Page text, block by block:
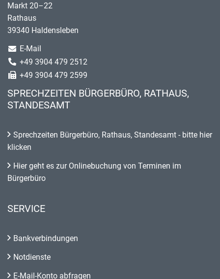
Markt 20–22
Rathaus
39340 Haldensleben
E-Mail
+49 3904 479 2512
+49 3904 479 2599
SPRECHZEITEN BÜRGERBÜRO, RATHAUS,
STANDESAMT
Sprechzeiten Bürgerbüro, Rathaus, Standesamt - bitte hier
klicken
Hier geht es zur Onlinebuchung von Terminen im
Bürgerbüro
SERVICE
Bankverbindungen
Notdienste
E-Mail-Konto abfragen